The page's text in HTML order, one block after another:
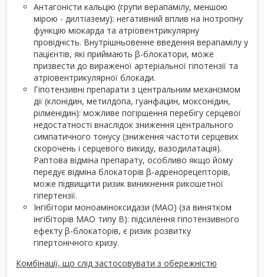
Антагоністи кальцію (групи верапамілу, меншою
мірою - дилтіазему): негативний вплив на інотропну
функцію міокарда та атріовентрикулярну
провідність. Внутрішньовенне введення верапамілу у
пацієнтів, які приймають β-блокатори, може
призвести до вираженої артеріальної гіпотензії та
атріовентрикулярної блокади.
Гіпотензивні препарати з центральним механізмом
дії (клонідин, метилдопа, гуанфацин, моксонідин,
рілменідин): можливе погіршення перебігу серцевої
недостатності внаслідок зниження центрального
симпатичного тонусу (зниження частоти серцевих
скорочень і серцевого викиду, вазодилатація).
Раптова відміна препарату, особливо якщо йому
передує відміна блокаторів β-адренорецепторів,
може підвищити ризик виникнення рикошетної
гіпертензії.
Інгібітори моноаміноксидази (МАО) (за винятком
інгібіторів МАО типу В): підсилення гіпотензивного
ефекту β-блокаторів, є ризик розвитку
гіпертонічного кризу.
Комбінації, що слід застосовувати з обережністю